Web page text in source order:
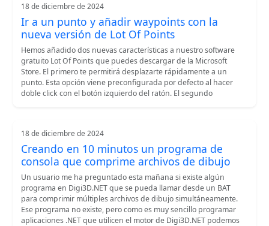
18 de diciembre de 2024
Ir a un punto y añadir waypoints con la
nueva versión de Lot Of Points
Hemos añadido dos nuevas características a nuestro software
gratuito Lot Of Points que puedes descargar de la Microsoft
Store. El primero te permitirá desplazarte rápidamente a un
punto. Esta opción viene preconfigurada por defecto al hacer
doble click con el botón izquierdo del ratón. El segundo
18 de diciembre de 2024
Creando en 10 minutos un programa de
consola que comprime archivos de dibujo
Un usuario me ha preguntado esta mañana si existe algún
programa en Digi3D.NET que se pueda llamar desde un BAT
para comprimir múltiples archivos de dibujo simultáneamente.
Ese programa no existe, pero como es muy sencillo programar
aplicaciones .NET que utilicen el motor de Digi3D.NET podemos